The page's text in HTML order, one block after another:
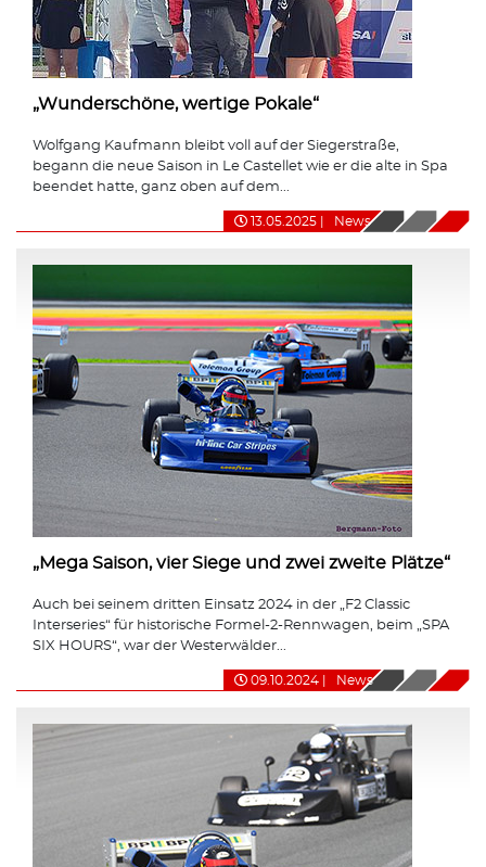
„Wunderschöne, wertige Pokale“
Wolfgang Kaufmann bleibt voll auf der Siegerstraße,
begann die neue Saison in Le Castellet wie er die alte in Spa
beendet hatte, ganz oben auf dem...
13.05.2025 News
„Mega Saison, vier Siege und zwei zweite Plätze“
Auch bei seinem dritten Einsatz 2024 in der „F2 Classic
Interseries“ für historische Formel-2-Rennwagen, beim „SPA
SIX HOURS“, war der Westerwälder...
09.10.2024 News